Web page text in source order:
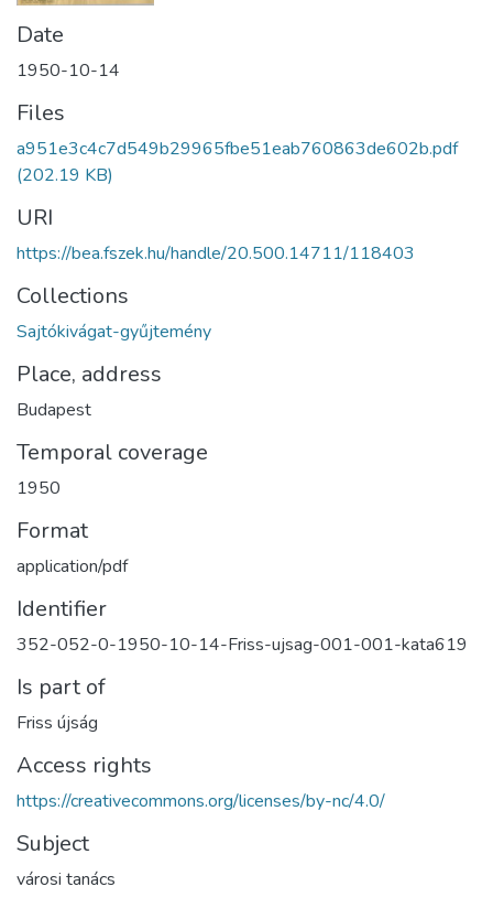
Date
1950-10-14
Files
a951e3c4c7d549b29965fbe51eab760863de602b.pdf
(202.19 KB)
URI
https://bea.fszek.hu/handle/20.500.14711/118403
Collections
Sajtókivágat-gyűjtemény
Place, address
Budapest
Temporal coverage
1950
Format
application/pdf
Identifier
352-052-0-1950-10-14-Friss-ujsag-001-001-kata619
Is part of
Friss újság
Access rights
https://creativecommons.org/licenses/by-nc/4.0/
Subject
városi tanács